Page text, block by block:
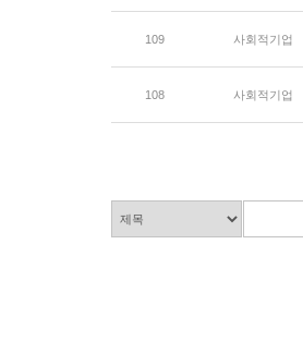
109 사회적기업
108 사회적기업